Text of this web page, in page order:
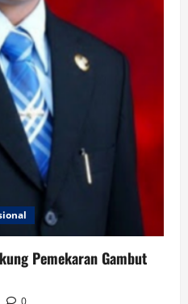
Pemekaran Gambut
0